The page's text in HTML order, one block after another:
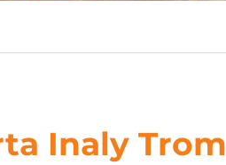
Inaly Trom